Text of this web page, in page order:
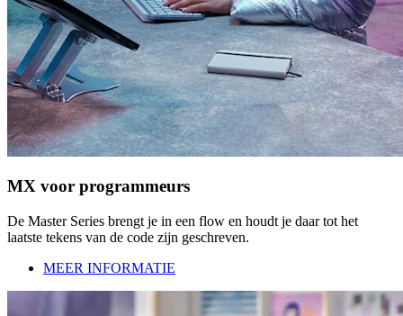
MX voor programmeurs
De Master Series brengt je in een flow en houdt je daar tot het
laatste tekens van de code zijn geschreven.
MEER INFORMATIE